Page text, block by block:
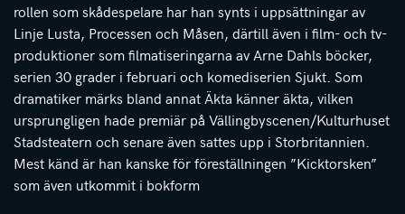
rollen som skådespelare har han synts i uppsättningar av
Linje Lusta, Processen och Måsen, därtill även i film- och tv-
produktioner som filmatiseringarna av Arne Dahls böcker,
serien 30 grader i februari och komediserien Sjukt. Som
dramatiker märks bland annat Äkta känner äkta, vilken
ursprungligen hade premiär på Vällingbyscenen/Kulturhuset
Stadsteatern och senare även sattes upp i Storbritannien.
Mest känd är han kanske för föreställningen ”Kicktorsken”
som även utkommit i bokform